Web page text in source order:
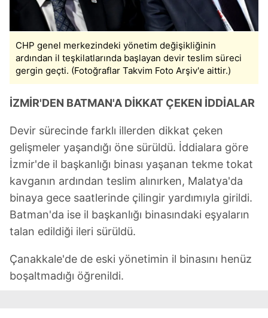
CHP genel merkezindeki yönetim değişikliğinin
ardından il teşkilatlarında başlayan devir teslim süreci
gergin geçti. (Fotoğraflar Takvim Foto Arşiv'e aittir.)
İZMİR'DEN BATMAN'A DİKKAT ÇEKEN İDDİALAR
Devir sürecinde farklı illerden dikkat çeken
gelişmeler yaşandığı öne sürüldü. İddialara göre
İzmir'de il başkanlığı binası yaşanan tekme tokat
kavganın ardından teslim alınırken, Malatya'da
binaya gece saatlerinde çilingir yardımıyla girildi.
Batman'da ise il başkanlığı binasındaki eşyaların
talan edildiği ileri sürüldü.
Çanakkale'de de eski yönetimin il binasını henüz
boşaltmadığı öğrenildi.